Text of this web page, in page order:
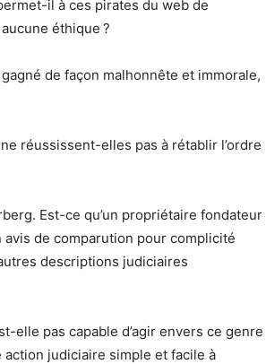
il à ces pirates du web de
éthique ?
de façon malhonnête et immorale,
réussissent-elles pas à rétablir l’ordre
Est-ce qu’un propriétaire fondateur
de comparution pour complicité
descriptions judiciaires
elle pas capable d’agir envers ce genre
judiciaire simple et facile à